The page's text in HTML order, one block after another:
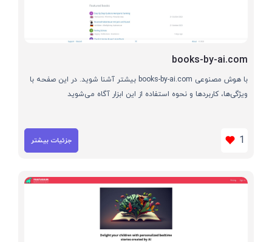
books-by-ai.com
با هوش مصنوعی books-by-ai.com بیشتر آشنا شوید. در این صفحه با
ویژگی‌ها، کاربردها و نحوه استفاده از این ابزار آگاه می‌شوید
1 جزئیات بیشتر